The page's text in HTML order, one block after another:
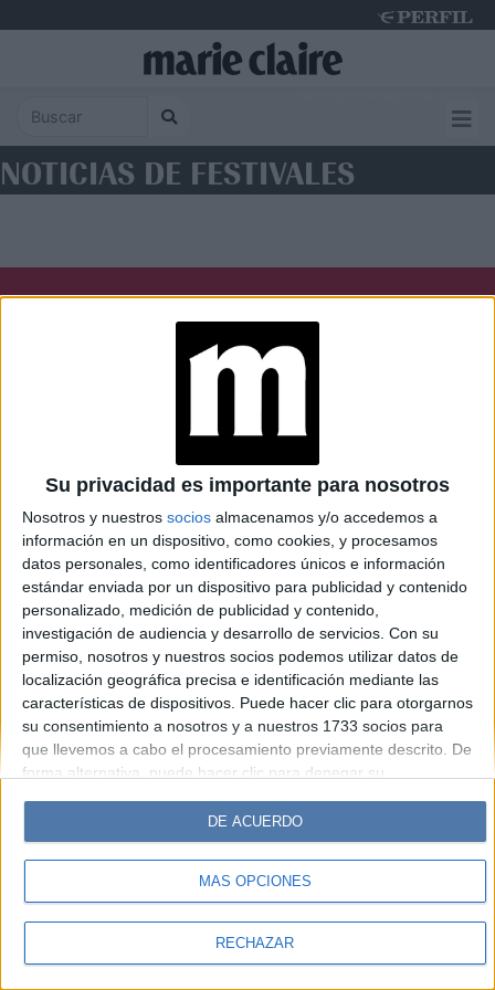
Su privacidad es importante para nosotros
Nosotros y nuestros socios almacenamos y/o accedemos a
información en un dispositivo, como cookies, y procesamos
datos personales, como identificadores únicos e información
estándar enviada por un dispositivo para publicidad y contenido
personalizado, medición de publicidad y contenido,
investigación de audiencia y desarrollo de servicios. Con su
permiso, nosotros y nuestros socios podemos utilizar datos de
localización geográfica precisa e identificación mediante las
características de dispositivos. Puede hacer clic para otorgarnos
su consentimiento a nosotros y a nuestros 1733 socios para
que llevemos a cabo el procesamiento previamente descrito. De
forma alternativa, puede hacer clic para denegar su
cambiar sus preferencias antes de otorgar su consentimiento.
Tenga en cuenta que algún procesamiento de sus datos
personales puede no requerir de su consentimiento, pero usted
tiene el derecho de rechazar tal procesamiento. Sus
sus preferencias o retirar su consentimiento en cualquier
MÁS OPCIONES
RECHAZAR
DE ACUERDO
NOTICIAS DE FESTIVALES
Caras Noticias
Weekend Parabrisas
Look
Luz Mía Lunateen Break BATimes
© Perfil.com 2006-2019 - Todos los derechos reservados
Registro de Propiedad Intelectual: Nro. 5346433